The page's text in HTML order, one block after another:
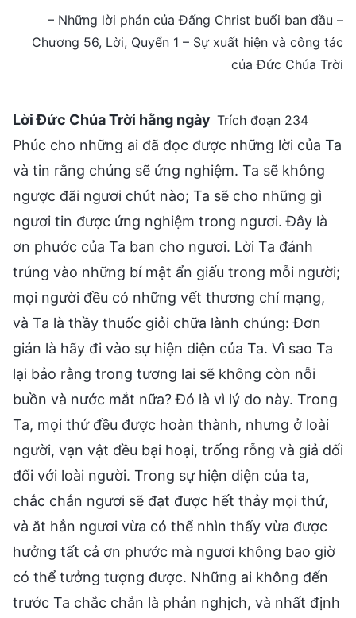
– Những lời phán của Đấng Christ buổi ban đầu –
Chương 56, Lời, Quyển 1 – Sự xuất hiện và công tác
của Đức Chúa Trời
Lời Đức Chúa Trời hằng ngày Trích đoạn 234
Phúc cho những ai đã đọc được những lời của Ta
và tin rằng chúng sẽ ứng nghiệm. Ta sẽ không
ngược đãi ngươi chút nào; Ta sẽ cho những gì
ngươi tin được ứng nghiệm trong ngươi. Đây là
ơn phước của Ta ban cho ngươi. Lời Ta đánh
trúng vào những bí mật ẩn giấu trong mỗi người;
mọi người đều có những vết thương chí mạng,
và Ta là thầy thuốc giỏi chữa lành chúng: Đơn
giản là hãy đi vào sự hiện diện của Ta. Vì sao Ta
lại bảo rằng trong tương lai sẽ không còn nỗi
buồn và nước mắt nữa? Đó là vì lý do này. Trong
Ta, mọi thứ đều được hoàn thành, nhưng ở loài
người, vạn vật đều bại hoại, trống rỗng và giả dối
đối với loài người. Trong sự hiện diện của ta,
chắc chắn ngươi sẽ đạt được hết thảy mọi thứ,
và ắt hẳn ngươi vừa có thể nhìn thấy vừa được
hưởng tất cả ơn phước mà ngươi không bao giờ
có thể tưởng tượng được. Những ai không đến
trước Ta chắc chắn là phản nghịch, và nhất định